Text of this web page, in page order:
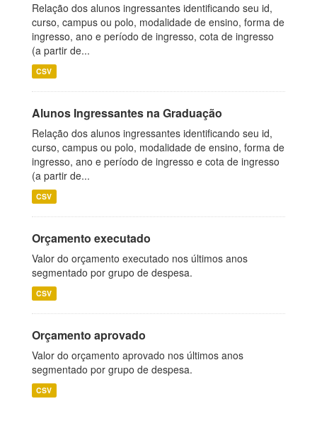
Relação dos alunos ingressantes identificando seu id,
curso, campus ou polo, modalidade de ensino, forma de
ingresso, ano e período de ingresso, cota de ingresso
(a partir de...
CSV
Alunos Ingressantes na Graduação
Relação dos alunos ingressantes identificando seu id,
curso, campus ou polo, modalidade de ensino, forma de
ingresso, ano e período de ingresso e cota de ingresso
(a partir de...
CSV
Orçamento executado
Valor do orçamento executado nos últimos anos
segmentado por grupo de despesa.
CSV
Orçamento aprovado
Valor do orçamento aprovado nos últimos anos
segmentado por grupo de despesa.
CSV